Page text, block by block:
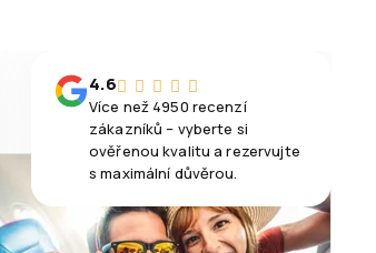
4.6
Více než 4950 recenzí
zákazníků – vyberte si
ověřenou kvalitu a rezervujte
s maximální důvěrou.